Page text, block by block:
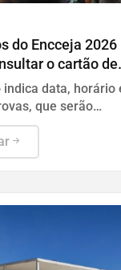
do Encceja 2026
o cartão de
indica data, horário
que serão
dia 23 em todo o